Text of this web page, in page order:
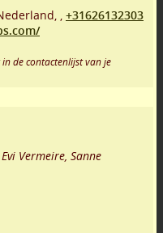
+31626132303
de contactenlijst van je
Vermeire, Sanne